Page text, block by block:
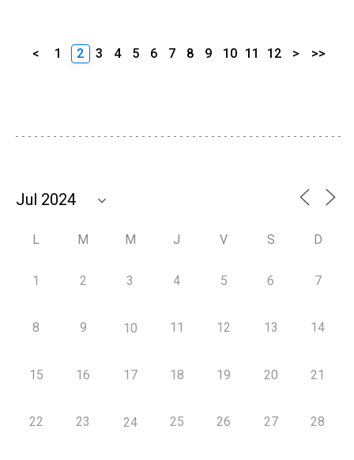
< 1 2 3 4 5 6 7 8 9 10 11 12 > >>
L M M J V S D
1 2 3 4 5 6 7
8 9 10 11 12 13 14
15 16 17 18 19 20 21
22 23 24 25 26 27 28